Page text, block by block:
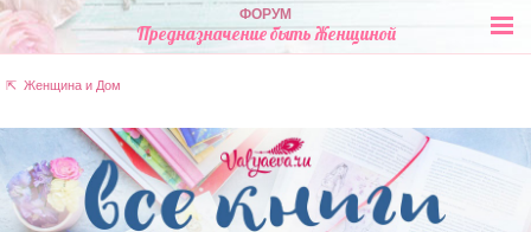
ФОРУМ
Предназначение быть Женщиной
⇱ Женщина и Дом